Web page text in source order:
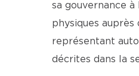
sa gouvernance
physiques
représentant
décrites dans la